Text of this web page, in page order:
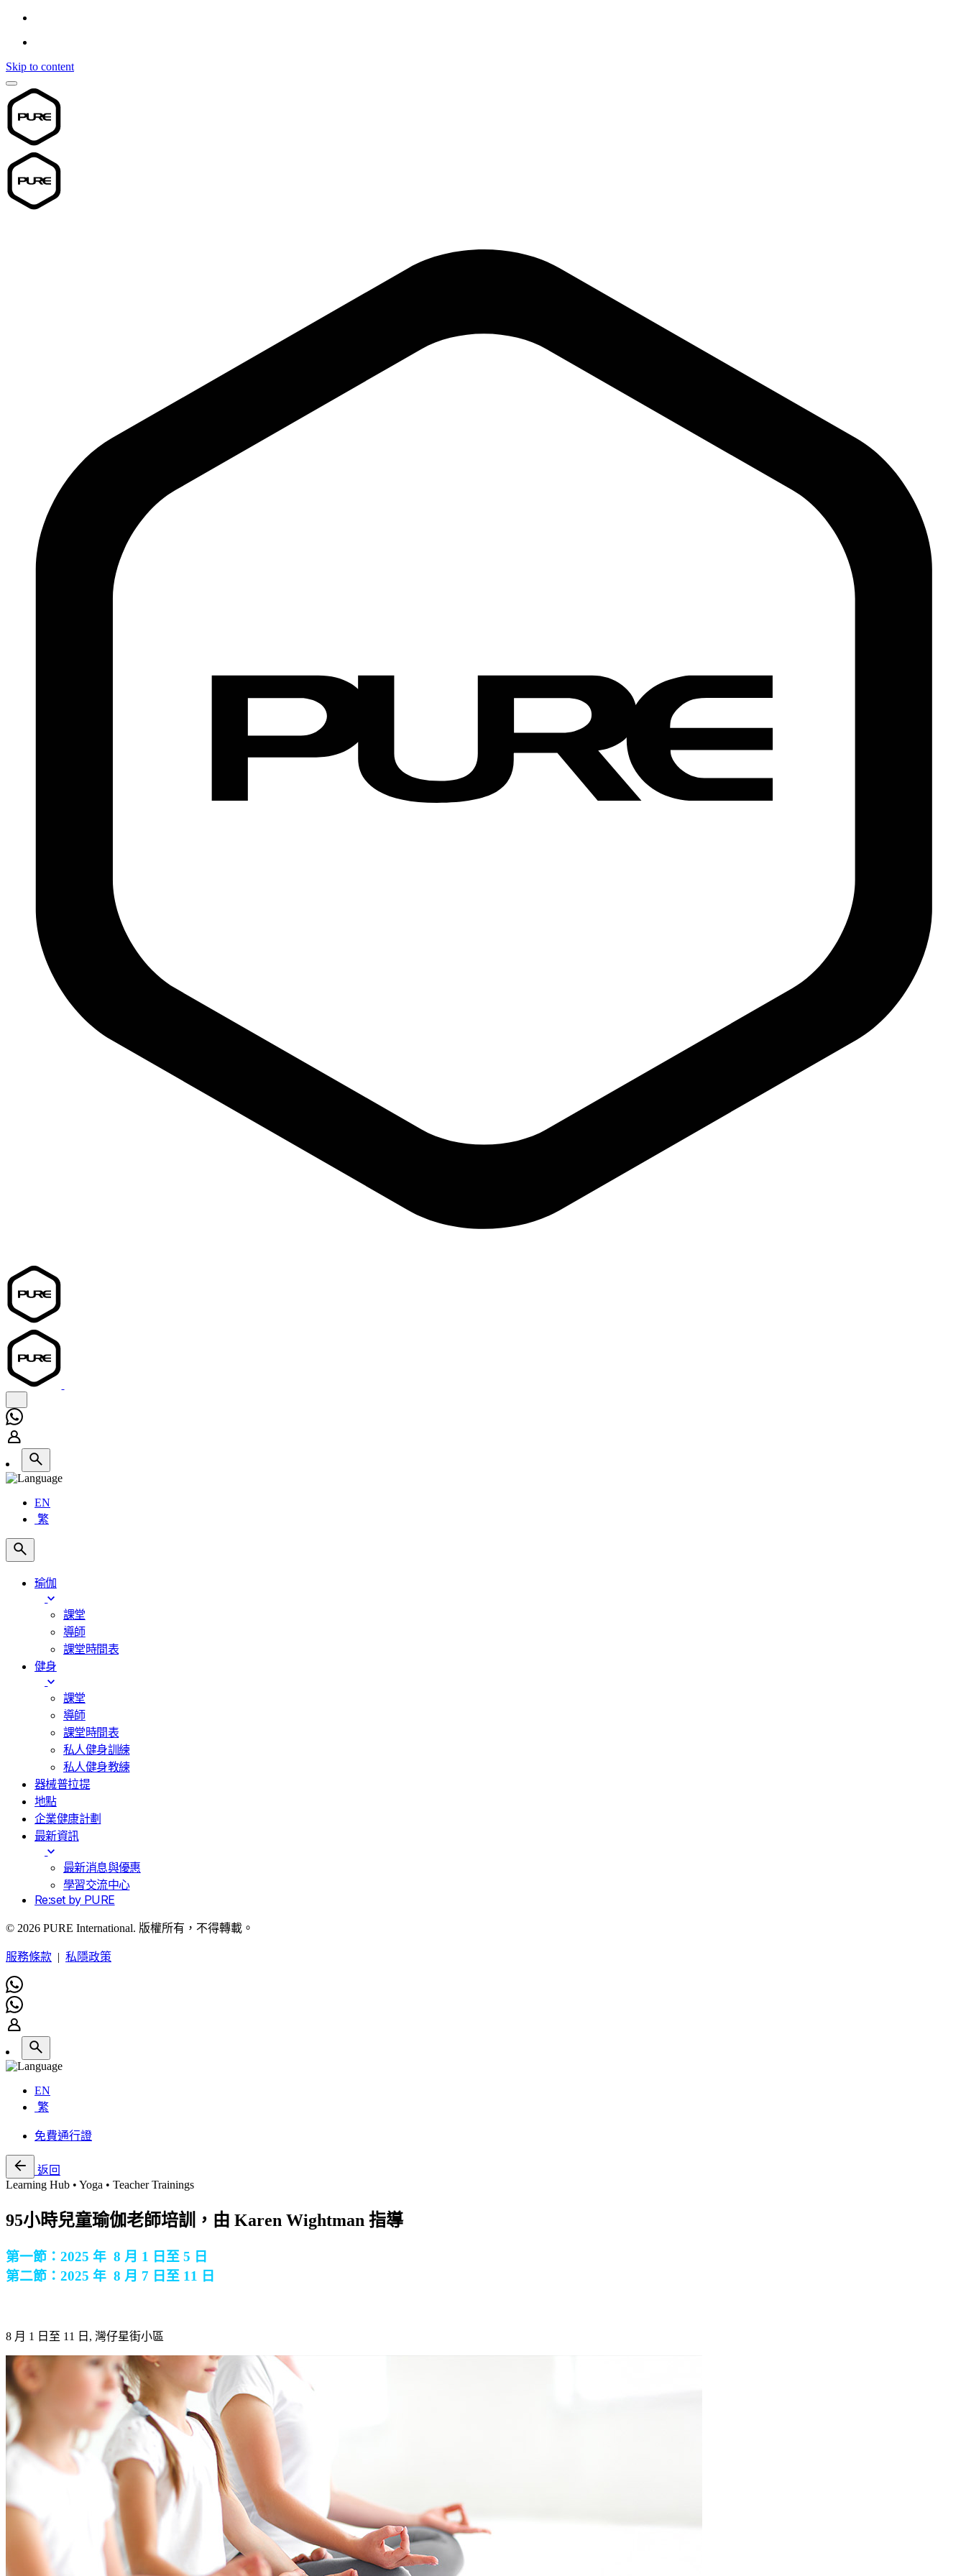
Skip to content
EN
繁
瑜伽
課堂
導師
課堂時間表
健身
課堂
導師
課堂時間表
私人健身訓練
私人健身教練
器械普拉提
地點
企業健康計劃
最新資訊
最新消息與優惠
學習交流中心
Re:set by PURE
© 2026 PURE International. 版權所有，不得轉載。
服務條款 | 私隱政策
EN
繁
免費通行證
返回
Learning Hub • Yoga • Teacher Trainings
95小時兒童瑜伽老師培訓，由 Karen Wightman 指導
第一節：2025 年 8 月 1 日至 5 日
第二節：2025 年 8 月 7 日至 11 日
8 月 1 日至 11 日, 灣仔星街小區